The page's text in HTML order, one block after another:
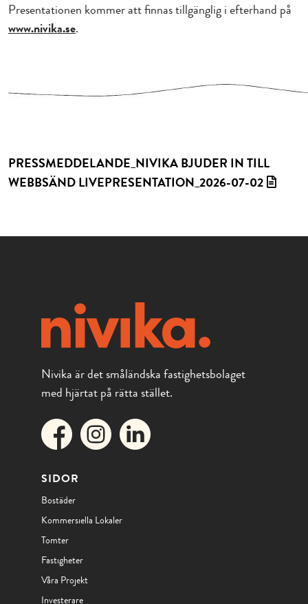
Presentationen kommer att finnas tillgänglig i efterhand på
www.nivika.se.
PRESSMEDDELANDE_NIVIKA BJUDER IN TILL
WEBBSÄND LIVEPRESENTATION_2026-07-02
Nivika är det småländska fastighetsbolaget
med hjärtat på rätta stället.
SIDOR
Bostäder
Kommersiella Lokaler
Tomter
Fastigheter
Våra Projekt
Investerare